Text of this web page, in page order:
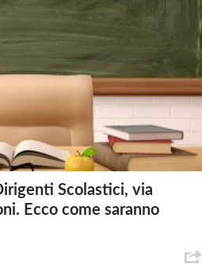
Scolastici, via
Ecco come saranno